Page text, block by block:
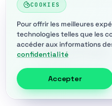
Groupez la navette
parking à 299 $.
COOKIES
Pour offrir les meilleures
technologies telles que les
accéder aux informations
confidentialité
Accepter